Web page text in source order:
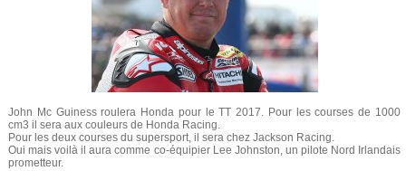
John Mc Guiness roulera Honda pour le TT 2017. Pour les courses de 1000
cm3 il sera aux couleurs de Honda Racing.
Pour les deux courses du supersport, il sera chez Jackson Racing.
Oui mais voilà il aura comme co-équipier Lee Johnston, un pilote Nord Irlandais
prometteur.